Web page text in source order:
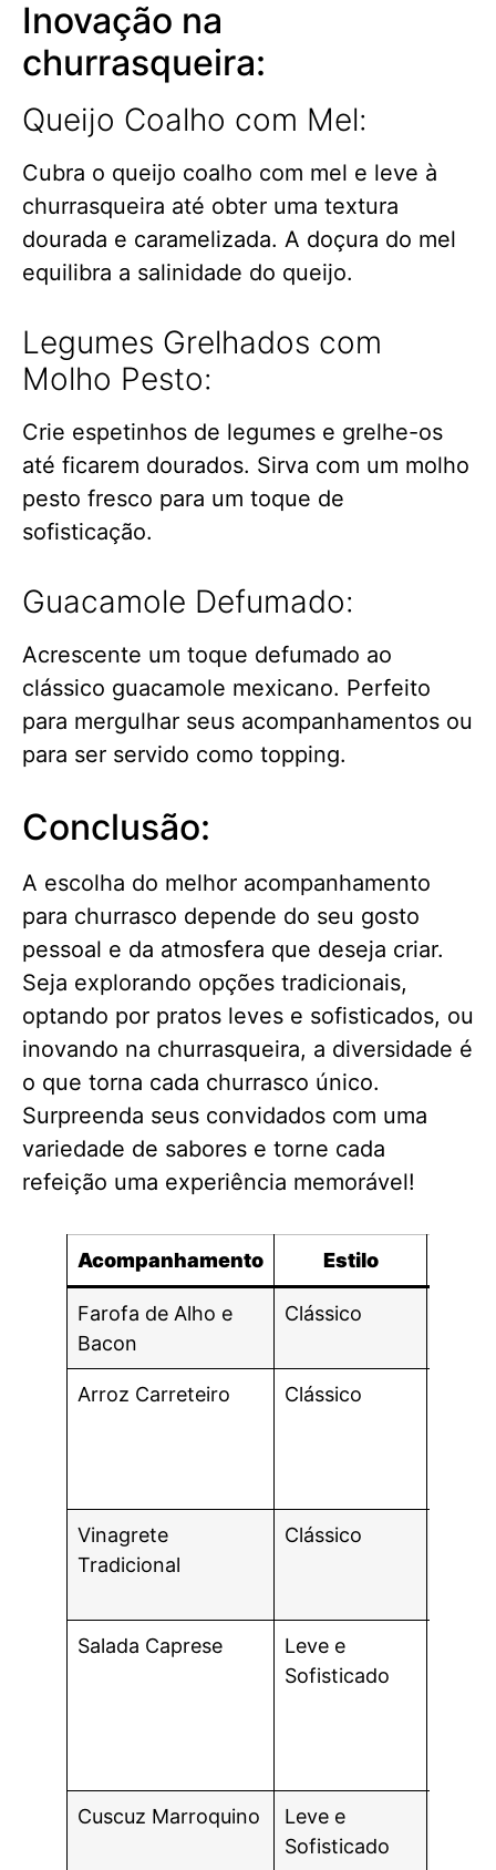
Inovação na
churrasqueira:
Queijo Coalho com Mel:
Cubra o queijo coalho com mel e leve à
churrasqueira até obter uma textura
dourada e caramelizada. A doçura do mel
equilibra a salinidade do queijo.
Legumes Grelhados com
Molho Pesto:
Crie espetinhos de legumes e grelhe-os
até ficarem dourados. Sirva com um molho
pesto fresco para um toque de
sofisticação.
Guacamole Defumado:
Acrescente um toque defumado ao
clássico guacamole mexicano. Perfeito
para mergulhar seus acompanhamentos ou
para ser servido como topping.
Conclusão:
A escolha do melhor acompanhamento
para churrasco depende do seu gosto
pessoal e da atmosfera que deseja criar.
Seja explorando opções tradicionais,
optando por pratos leves e sofisticados, ou
inovando na churrasqueira, a diversidade é
o que torna cada churrasco único.
Surpreenda seus convidados com uma
variedade de sabores e torne cada
refeição uma experiência memorável!
Acompanhamento Estilo
Farofa de Alho e
Bacon
Clássico
Arroz Carreteiro Clássico
Vinagrete
Tradicional
Clássico
Salada Caprese
Leve e
Sofisticado
Cuscuz Marroquino
Leve e
Sofisticado